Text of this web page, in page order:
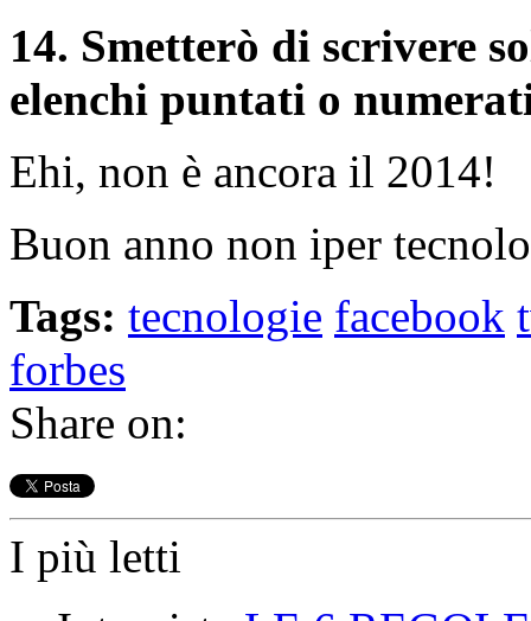
14. Smetterò di scrivere
elenchi puntati o
Ehi, non è ancora il 2014!
Buon anno non iper
Tags: tecnologie facebook
forbes
Share on:
I più letti